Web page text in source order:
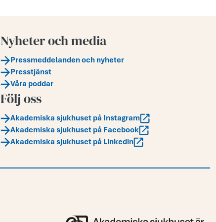
Nyheter och media
Pressmeddelanden och nyheter
Presstjänst
Våra poddar
Följ oss
Akademiska sjukhuset på Instagram
Akademiska sjukhuset på Facebook
Akademiska sjukhuset på Linkedin